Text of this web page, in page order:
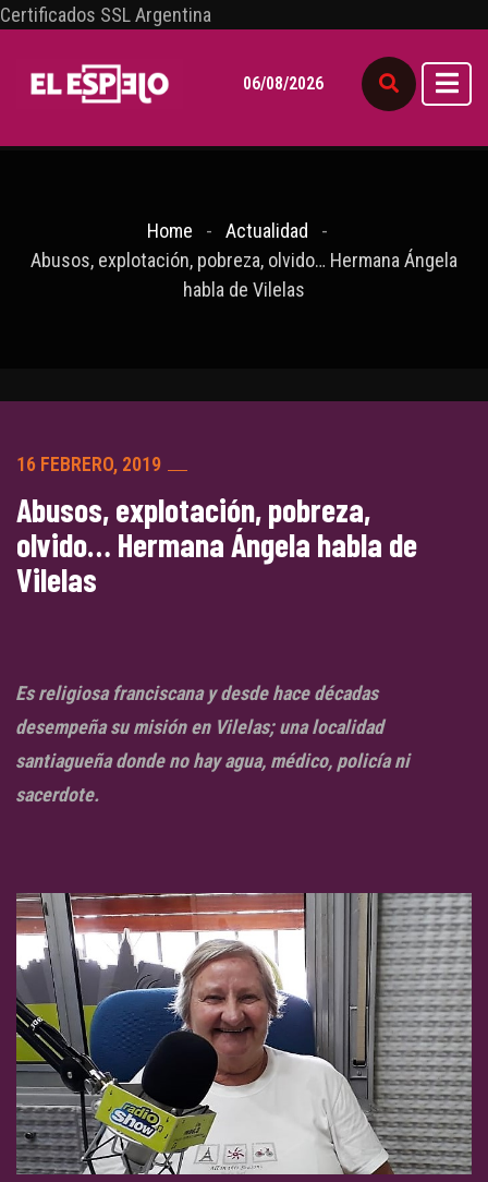
Certificados SSL Argentina
06/08/2026
Home
Actualidad
Abusos, explotación, pobreza, olvido… Hermana Ángela
habla de Vilelas
16 FEBRERO, 2019
Abusos, explotación, pobreza,
olvido… Hermana Ángela habla de
Vilelas
Es religiosa franciscana y desde hace décadas
desempeña su misión en Vilelas; una localidad
santiagueña donde no hay agua, médico, policía ni
sacerdote.